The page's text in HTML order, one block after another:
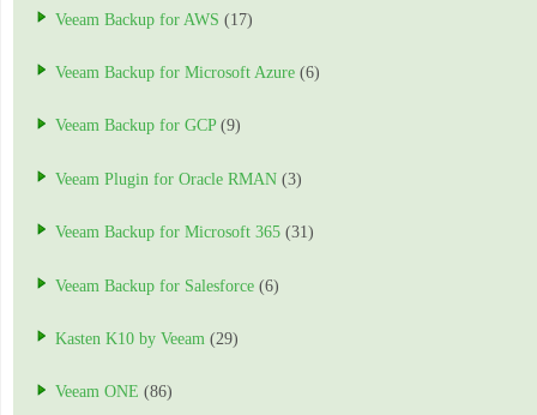
Veeam Backup for AWS (17)
Veeam Backup for Microsoft Azure (6)
Veeam Backup for GCP(9)
Veeam Plugin for Oracle RMAN (3)
Veeam Backup for Microsoft 365 (31)
Veeam Backup for Salesforce (6)
Kasten K10 by Veeam (29)
Veeam ONE (86)